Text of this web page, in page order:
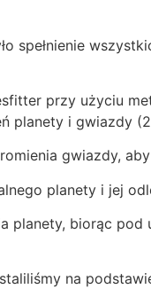
spełnienie
przy użyciu
planety i gwiazdy
gwiazdy,
planety i jej
planety, biorąc
na